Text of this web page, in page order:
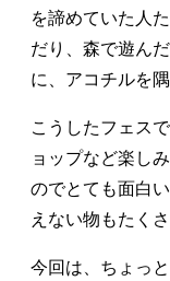
を諦めていた人
だり、森で遊ん
に、アコチルを
こうしたフェス
ョップなど楽し
のでとても面白
えない物もたくさ
今回は、ちょっ